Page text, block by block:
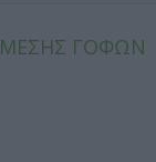
ΜΕΣΗΣ ΓΟΦΩΝ